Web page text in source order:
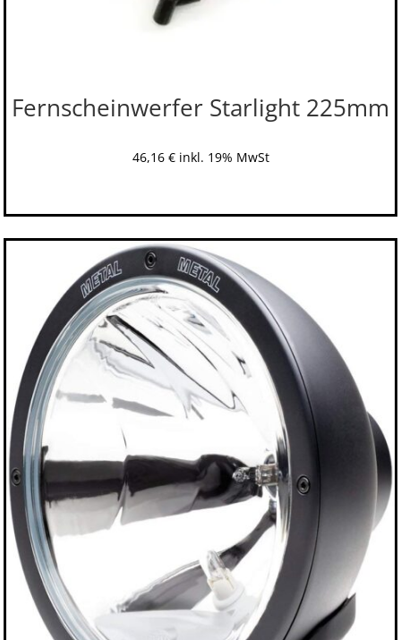
Fernscheinwerfer Starlight 225mm
46,16 € inkl. 19% MwSt